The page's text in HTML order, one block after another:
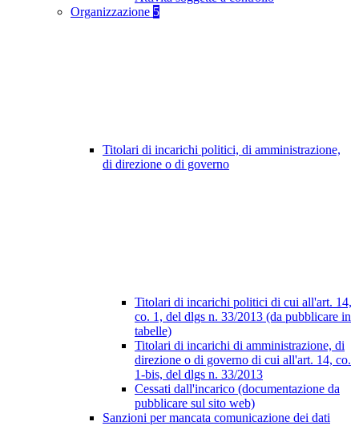
Organizzazione 5
Titolari di incarichi politici, di amministrazione,
di direzione o di governo
Titolari di incarichi politici di cui all'art. 14,
co. 1, del dlgs n. 33/2013 (da pubblicare in
tabelle)
Titolari di incarichi di amministrazione, di
direzione o di governo di cui all'art. 14, co.
1-bis, del dlgs n. 33/2013
Cessati dall'incarico (documentazione da
pubblicare sul sito web)
Sanzioni per mancata comunicazione dei dati